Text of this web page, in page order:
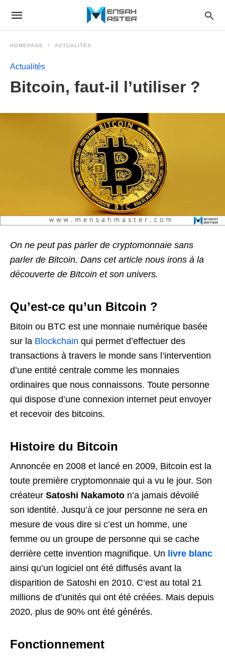
HOMEPAGE ACTUALITÉS
Actualités
Bitcoin, faut-il l’utiliser ?
On ne peut pas parler de cryptomonnaie sans
parler de Bitcoin. Dans cet article nous irons à la
découverte de Bitcoin et son univers.
Qu’est-ce qu’un Bitcoin ?
Bitoin ou BTC est une monnaie numérique basée
sur la Blockchain qui permet d’effectuer des
transactions à travers le monde sans l’intervention
d’une entité centrale comme les monnaies
ordinaires que nous connaissons. Toute personne
qui dispose d’une connexion internet peut envoyer
et recevoir des bitcoins.
Histoire du Bitcoin
Annoncée en 2008 et lancé en 2009, Bitcoin est la
toute première cryptomonnaie qui a vu le jour. Son
créateur Satoshi Nakamoto n’a jamais dévoilé
son identité. Jusqu’à ce jour personne ne sera en
mesure de vous dire si c’est un homme, une
femme ou un groupe de personne qui se cache
derrière cette invention magnifique. Un livre blanc
ainsi qu’un logiciel ont été diffusés avant la
disparition de Satoshi en 2010. C’est au total 21
millions de d’unités qui ont été créées. Mais depuis
2020, plus de 90% ont été générés.
Fonctionnement